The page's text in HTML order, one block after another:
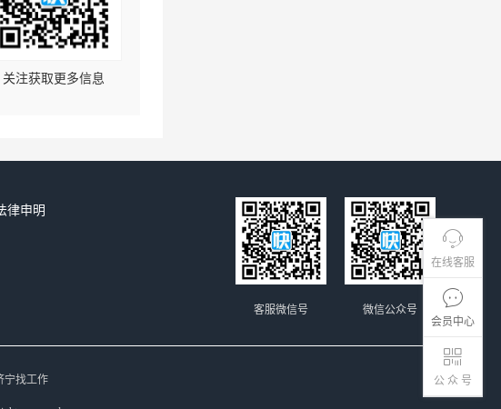
在线客服
会员中心
公 众 号
关注获取更多信息
律申明
微信公众号
客服微信号
宁找工作